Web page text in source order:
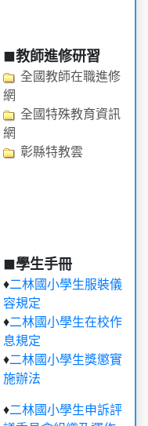
教師進修研習
全國教師在職進修
網
全國特殊教育資訊
網
彰縣特教雲
學生手冊
♦二林國小學生服裝儀
容規定
♦二林國小學生在校作
息規定
♦二林國小學生獎懲實
施辦法
♦二林國小學生申訴評